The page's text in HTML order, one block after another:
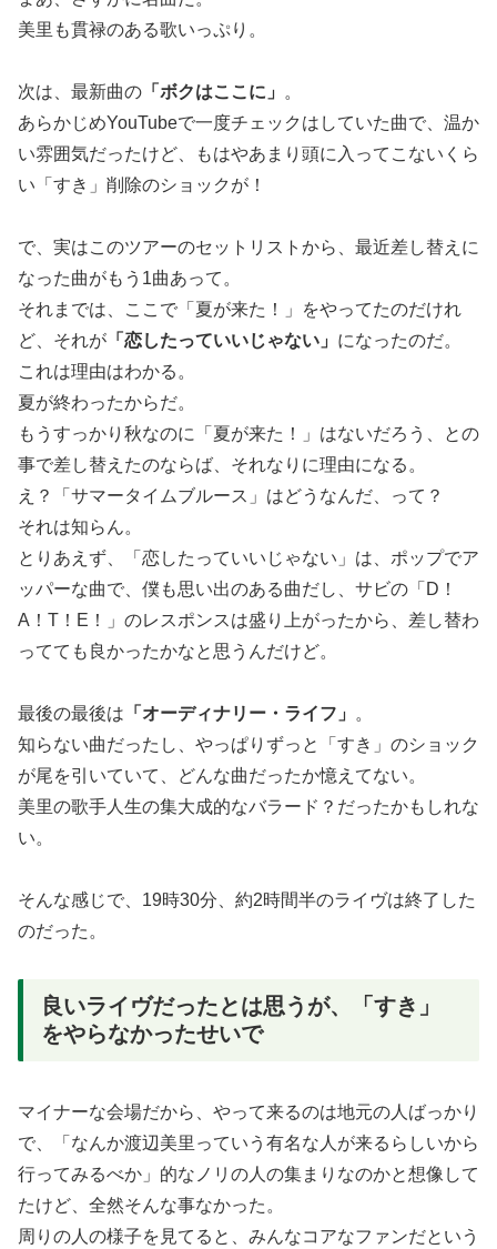
美里も貫禄のある歌いっぷり。
次は、最新曲の 「ボクはここに」
。
あらかじめYouTubeで一度チェックはしていた曲で、温か
い雰囲気だったけど、もはやあまり頭に入ってこないくら
い「すき」削除のショックが！
で、実はこのツアーのセットリストから、最近差し替えに
なった曲がもう1曲あって。
それまでは、ここで「夏が来た！」をやってたのだけれ
ど、それが 「恋したっていいじゃない」 になったのだ。
これは理由はわかる。
夏が終わったからだ。
もうすっかり秋なのに「夏が来た！」はないだろう、との
事で差し替えたのならば、それなりに理由になる。
え？「サマータイムブルース」はどうなんだ、って？
それは知らん。
とりあえず、「恋したっていいじゃない」は、ポップでア
ッパーな曲で、僕も思い出のある曲だし、サビの「D！
A！T！E！」のレスポンスは盛り上がったから、差し替わ
ってても良かったかなと思うんだけど。
最後の最後は 「オーディナリー・ライフ」
。
知らない曲だったし、やっぱりずっと「すき」のショック
が尾を引いていて、どんな曲だったか憶えてない。
美里の歌手人生の集大成的なバラード？だったかもしれな
い。
そんな感じで、19時30分、約2時間半のライヴは終了した
のだった。
良いライヴだったとは思うが、「すき」
をやらなかったせいで
マイナーな会場だから、やって来るのは地元の人ばっかり
で、「なんか渡辺美里っていう有名な人が来るらしいから
行ってみるべか」的なノリの人の集まりなのかと想像して
たけど、全然そんな事なかった。
周りの人の様子を見てると、みんなコアなファンだという